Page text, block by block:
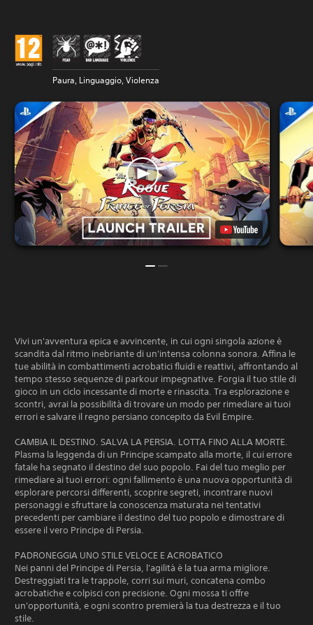
Paura, Linguaggio, Violenza
Vivi un'avventura epica e avvincente, in cui ogni singola azione è
scandita dal ritmo inebriante di un'intensa colonna sonora. Affina le
tue abilità in combattimenti acrobatici fluidi e reattivi, affrontando al
tempo stesso sequenze di parkour impegnative. Forgia il tuo stile di
gioco in un ciclo incessante di morte e rinascita. Tra esplorazione e
scontri, avrai la possibilità di trovare un modo per rimediare ai tuoi
errori e salvare il regno persiano concepito da Evil Empire.
CAMBIA IL DESTINO. SALVA LA PERSIA. LOTTA FINO ALLA MORTE.
Plasma la leggenda di un Principe scampato alla morte, il cui errore
fatale ha segnato il destino del suo popolo. Fai del tuo meglio per
rimediare ai tuoi errori: ogni fallimento è una nuova opportunità di
esplorare percorsi differenti, scoprire segreti, incontrare nuovi
personaggi e sfruttare la conoscenza maturata nei tentativi
precedenti per cambiare il destino del tuo popolo e dimostrare di
essere il vero Principe di Persia.
PADRONEGGIA UNO STILE VELOCE E ACROBATICO
Nei panni del Principe di Persia, l'agilità è la tua arma migliore.
Destreggiati tra le trappole, corri sui muri, concatena combo
acrobatiche e colpisci con precisione. Ogni mossa ti offre
un'opportunità, e ogni scontro premierà la tua destrezza e il tuo
stile.